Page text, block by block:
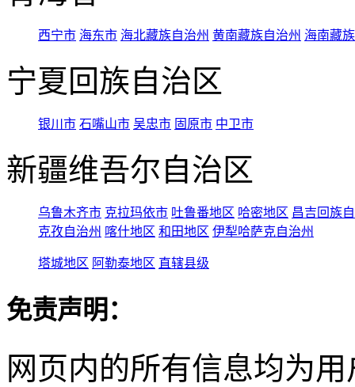
西宁市 海东市 海北藏族自治州 黄南藏族自治州 海南藏
宁夏回族自治区
银川市 石嘴山市 吴忠市 固原市 中卫市
新疆维吾尔自治区
乌鲁木齐市 克拉玛依市 吐鲁番地区 哈密地区 昌吉回族
克孜自治州 喀什地区 和田地区 伊犁哈萨克自治州
塔城地区 阿勒泰地区 直辖县级
免责声明：
网页内的所有信息均为